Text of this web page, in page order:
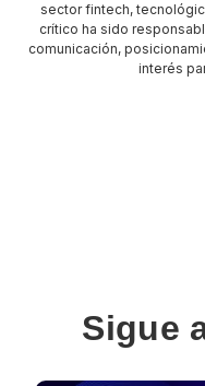
sector fintech,
crítico ha sido
comunicación,
interés
Sigue